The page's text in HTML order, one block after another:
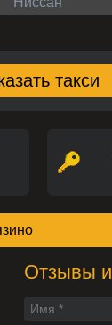
такси
Отзывы